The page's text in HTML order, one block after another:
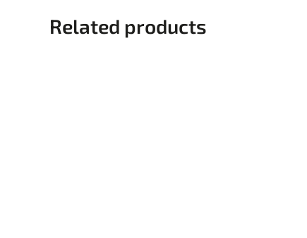
Related products